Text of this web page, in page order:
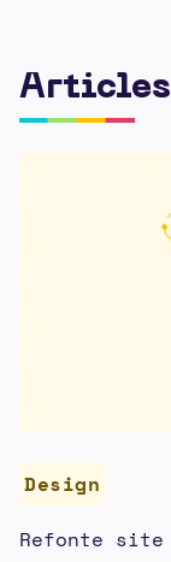
Design
Refonte site